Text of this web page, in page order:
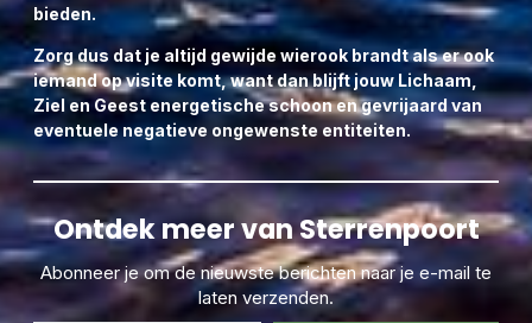
bieden.
Zorg dus dat je altijd gewijde wierook brandt als er ook
iemand op visite komt, want dan blijft jouw Lichaam,
Ziel en Geest energetische schoon en gevrijaard van
eventuele negatieve ongewenste entiteiten.
Ontdek meer van Sterrenpoort
Abonneer je om de nieuwste berichten naar je e-mail te
laten verzenden.